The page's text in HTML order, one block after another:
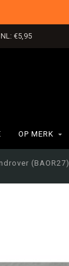
€5,95
OP MERK
(BAOR27)